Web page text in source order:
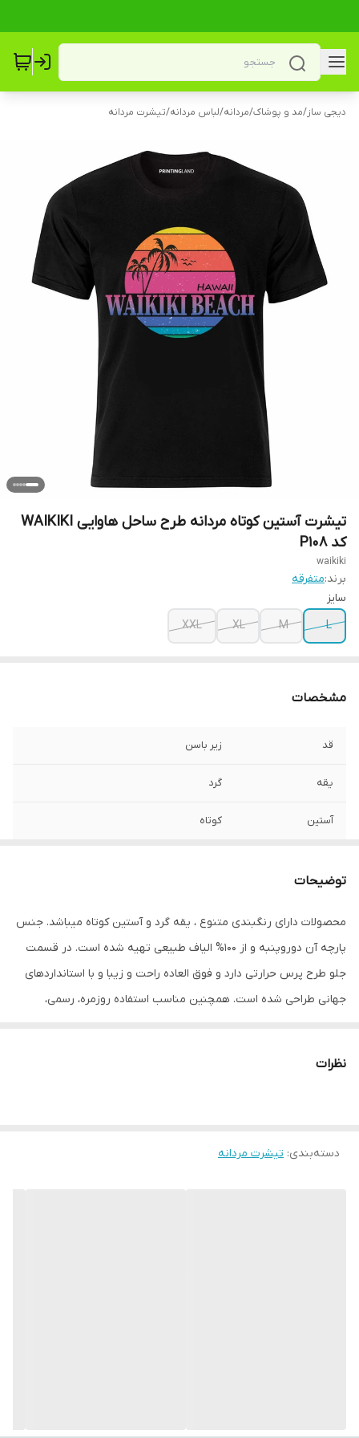
دیجی ساز/مد و پوشاک/مردانه/لباس مردانه/تیشرت مردانه
تیشرت آستین کوتاه مردانه طرح ساحل هاوایی WAIKIKI
کد P108
waikiki
برند:متفرقه
سایز
L
M
XL
XXL
مشخصات
قد زیر باسن
یقه گرد
آستین کوتاه
توضیحات
محصولات دارای رنگبندی متنوع ، یقه گرد و آستین کوتاه میباشد. جنس
پارچه آن دوروپنبه و از 100% الیاف طبیعی تهیه شده است. در قسمت
جلو طرح پرس حرارتی دارد و فوق العاده راحت و زیبا و با استانداردهای
جهانی طراحی شده است. همچنین مناسب استفاده روزمره، رسمی،
همگی از پارچه‌های %100 طبیعی ساخته شده اند .
نظرات
دسته‌بندی: تیشرت مردانه